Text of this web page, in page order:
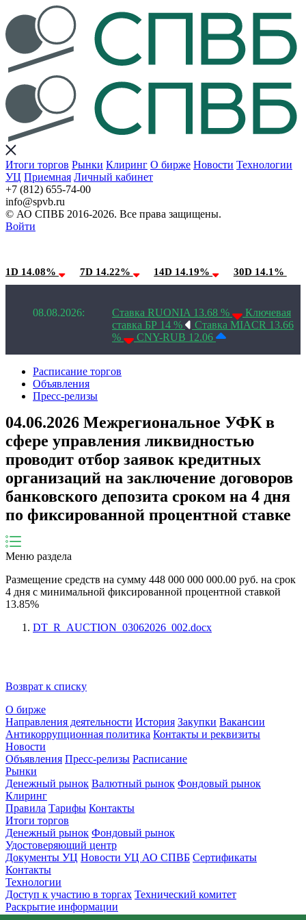
Итоги торгов Рынки Клиринг О бирже Новости Технологии
УЦ Приемная Личный кабинет
+7 (812) 655-74-00
info@spvb.ru
© АО СПВБ 2016-2026. Все права защищены.
Войти
1D 14.08% 7D 14.22% 14D 14.19% 30D 14.1%
08.08.2026: Ставка RUONIA 13.68 %
Ключевая
ставка БР 14 %
Ставка MIACR 13.66
%
CNY-RUB 12.06
Расписание торгов
Объявления
Пресс-релизы
04.06.2026 Межрегиональное УФК в
сфере управления ликвидностью
проводит отбор заявок кредитных
организаций на заключение договоров
банковского депозита сроком на 4 дня
по фиксированной процентной ставке
Меню раздела
Размещение средств на сумму 448 000 000 000.00 руб. на срок
4 дня с минимальной фиксированной процентной ставкой
13.85%
DT_R_AUCTION_03062026_002.docx
Возврат к списку
О бирже
Направления деятельности История Закупки Вакансии
Антикоррупционная политика Контакты и реквизиты
Новости
Объявления Пресс-релизы Расписание
Рынки
Денежный рынок Валютный рынок Фондовый рынок
Клиринг
Правила Тарифы Контакты
Итоги торгов
Денежный рынок Фондовый рынок
Удостоверяющий центр
Документы УЦ Новости УЦ АО СПВБ Сертификаты
Контакты
Технологии
Доступ к участию в торгах Технический комитет
Раскрытие информации